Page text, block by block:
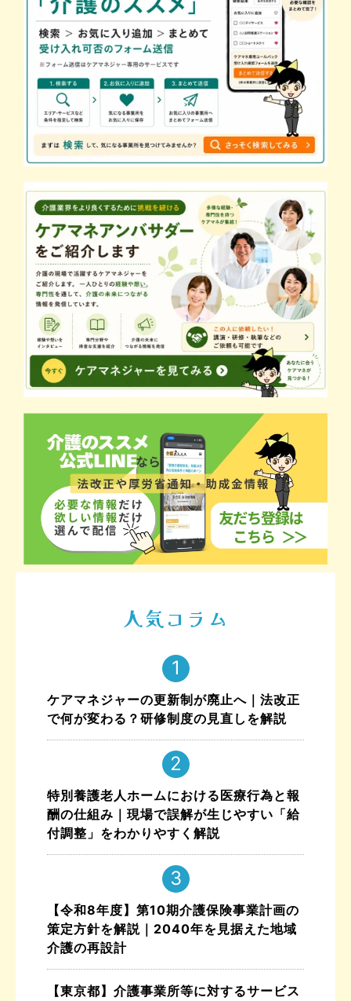
人気コラム
ケアマネジャーの更新制が廃止へ｜法改正
で何が変わる？研修制度の見直しを解説
特別養護老人ホームにおける医療行為と報
酬の仕組み｜現場で誤解が生じやすい「給
付調整」をわかりやすく解説
【令和8年度】第10期介護保険事業計画の
策定方針を解説｜2040年を見据えた地域
介護の再設計
【東京都】介護事業所等に対するサービス